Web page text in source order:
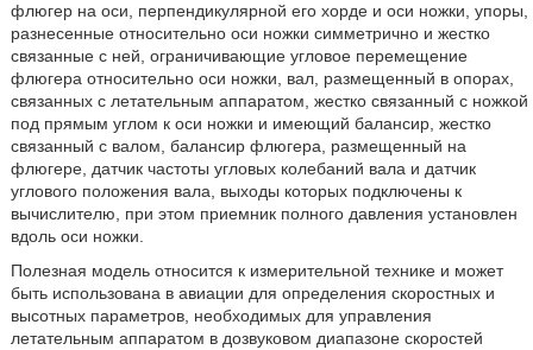
флюгер на оси, перпендикулярной его хорде и оси ножки, упоры,
разнесенные относительно оси ножки симметрично и жестко
связанные с ней, ограничивающие угловое перемещение
флюгера относительно оси ножки, вал, размещенный в опорах,
связанных с летательным аппаратом, жестко связанный с ножкой
под прямым углом к оси ножки и имеющий балансир, жестко
связанный с валом, балансир флюгера, размещенный на
флюгере, датчик частоты угловых колебаний вала и датчик
углового положения вала, выходы которых подключены к
вычислителю, при этом приемник полного давления установлен
вдоль оси ножки.
Полезная модель относится к измерительной технике и может
быть использована в авиации для определения скоростных и
высотных параметров, необходимых для управления
летательным аппаратом в дозвуковом диапазоне скоростей